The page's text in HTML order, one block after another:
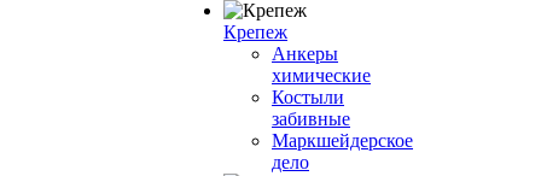
Крепеж
Анкеры
химические
Костыли
забивные
Маркшейдерское
дело